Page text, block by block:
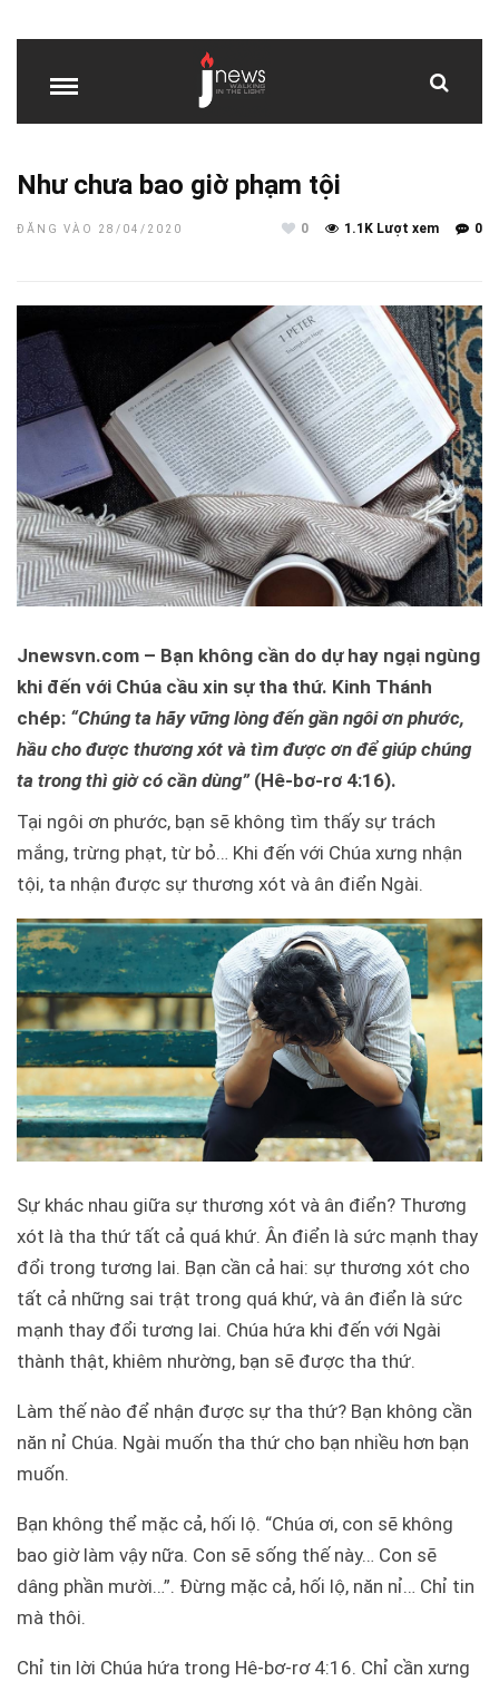
Như chưa bao giờ phạm tội
ĐĂNG VÀO 28/04/2020 0
1.1K Lượt xem
0
Jnewsvn.com – Bạn không cần do dự hay ngại ngùng
khi đến với Chúa cầu xin sự tha thứ. Kinh Thánh
chép: “Chúng ta hãy vững lòng đến gần ngôi ơn phước,
hầu cho được thương xót và tìm được ơn để giúp chúng
ta trong thì giờ có cần dùng”(Hê-bơ-rơ 4:16).
Tại ngôi ơn phước, bạn sẽ không tìm thấy sự trách
mắng, trừng phạt, từ bỏ… Khi đến với Chúa xưng nhận
tội, ta nhận được sự thương xót và ân điển Ngài.
Sự khác nhau giữa sự thương xót và ân điển? Thương
xót là tha thứ tất cả quá khứ. Ân điển là sức mạnh thay
đổi trong tương lai. Bạn cần cả hai: sự thương xót cho
tất cả những sai trật trong quá khứ, và ân điển là sức
mạnh thay đổi tương lai. Chúa hứa khi đến với Ngài
thành thật, khiêm nhường, bạn sẽ được tha thứ.
Làm thế nào để nhận được sự tha thứ? Bạn không cần
năn nỉ Chúa. Ngài muốn tha thứ cho bạn nhiều hơn bạn
muốn.
Bạn không thể mặc cả, hối lộ. “Chúa ơi, con sẽ không
bao giờ làm vậy nữa. Con sẽ sống thế này… Con sẽ
dâng phần mười…”. Đừng mặc cả, hối lộ, năn nỉ… Chỉ tin
mà thôi.
Chỉ tin lời Chúa hứa trong Hê-bơ-rơ 4:16. Chỉ cần xưng